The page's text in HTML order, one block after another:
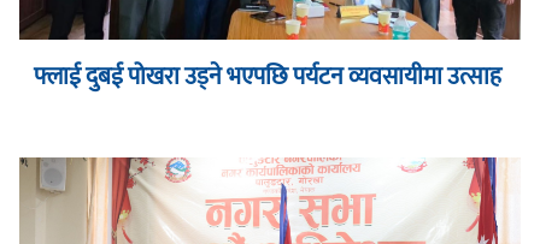
फ्लाई दुबई पोखरा उड्ने भएपछि पर्यटन व्यवसायीमा उत्साह